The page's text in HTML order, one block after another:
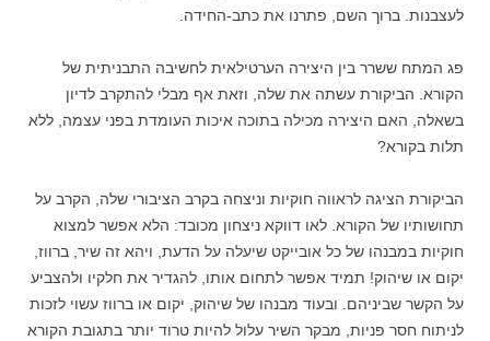
לעצבנות. ברוך השם, פתרנו את כתב-החידה.
פג המתח ששרר בין היצירה הערטילאית לחשיבה התבניתית של
הקורא. הביקורת עשתה את שלה, וזאת אף מבלי להתקרב לדיון
בשאלה, האם היצירה מכילה בתוכה איכות העומדת בפני עצמה, ללא
תלות בקורא?
הביקורת הציגה לראווה חוקיות וניצחה בקרב הציבורי שלה, הקרב על
תחושותיו של הקורא. לאו דווקא ניצחון מכובד: הלא אפשר למצוא
חוקיות במבנהו של כל אובייקט שיעלה על הדעת, ויהא זה שיר, ברווז,
יקום או שיהוק! תמיד אפשר לתחום אותו, להגדיר את חלקיו ולהצביע
על הקשר שביניהם. ובעוד מבנהו של שיהוק, יקום או ברווז עשוי לזכות
לניתוח חסר פניות, מבקר השיר עלול להיות טרוד יותר בתגובת הקורא